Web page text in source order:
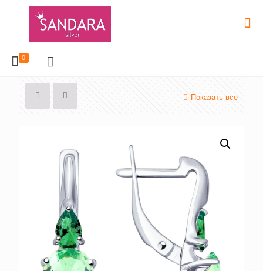
0
Показать все